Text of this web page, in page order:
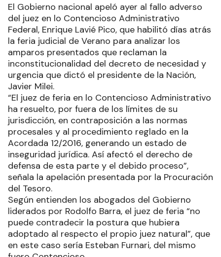
El Gobierno nacional apeló ayer al fallo adverso
del juez en lo Contencioso Administrativo
Federal, Enrique Lavié Pico, que habilitó días atrás
la feria judicial de Verano para analizar los
amparos presentados que reclaman la
inconstitucionalidad del decreto de necesidad y
urgencia que dictó el presidente de la Nación,
Javier Milei.
“El juez de feria en lo Contencioso Administrativo
ha resuelto, por fuera de los límites de su
jurisdicción, en contraposición a las normas
procesales y al procedimiento reglado en la
Acordada 12/2016, generando un estado de
inseguridad jurídica. Así afectó el derecho de
defensa de esta parte y el debido proceso”,
señala la apelación presentada por la Procuración
del Tesoro.
Según entienden los abogados del Gobierno
liderados por Rodolfo Barra, el juez de feria “no
puede contradecir la postura que hubiera
adoptado al respecto el propio juez natural”, que
en este caso sería Esteban Furnari, del mismo